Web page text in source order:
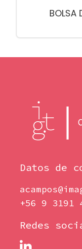
BOLSA
Datos de
+56 9 3191
Redes